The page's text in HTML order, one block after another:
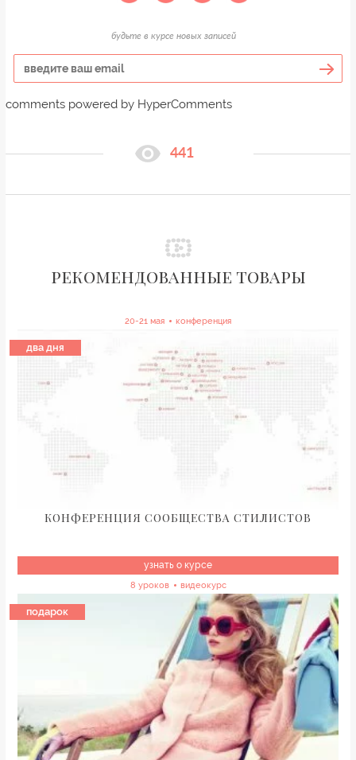
будьте в курсе новых записей
comments powered by HyperComments
441
рекомендованные товары
20-21 мая конференция
два дня
КОНФЕРЕНЦИЯ СООБЩЕСТВА СТИЛИСТОВ
узнать о курсе
8 уроков видеокурс
подарок